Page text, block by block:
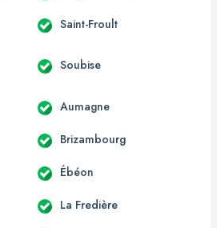
Saint-Froult
Soubise
Aumagne
Brizambourg
Ébéon
La Fredière